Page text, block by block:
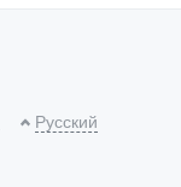
Русский